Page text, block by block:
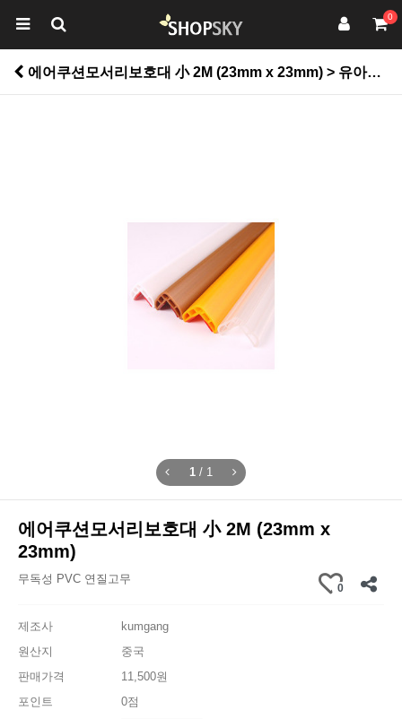
0
에어쿠션모서리보호대 小 2M (23mm x 23mm) > 유아동/바닥재
1 / 1
에어쿠션모서리보호대 小 2M (23mm x
23mm)
무독성 PVC 연질고무
0
제조사
kumgang
원산지
중국
판매가격
11,500원
포인트
0점